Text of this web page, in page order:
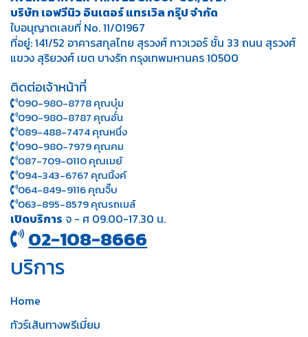
บริษัท เอฟวีนิว อินเตอร์ แทรเวิล กรุ๊ป จำกัด
ใบอนุญาตเลขที่ No. 11/01967
ที่อยู่: 141/52 อาคารสกุลไทย สุรวงศ์ ทาวเวอร์ ชั้น 33 ถนน สุรวงศ์
แขวง สุริยวงศ์ เขต บางรัก กรุงเทพมหานคร 10500
ติดต่อเจ้าหน้าที่
090-980-8778 คุณบุ๋ม
090-980-8787 คุณอั๋น
089-488-7474 คุณหนึ่ง
090-980-7979 คุณคม
087-709-0110 คุณเมย์
094-343-6767 คุณนิ้งค์
064-849-9116 คุณจิ๊บ
063-895-8 579คุณรถเมล์
เปิดบริการ จ - ศ 09.00-17.30 น.
02-108-8666
บริการ
Home
ทัวร์เส้นทางพรีเมี่ยม